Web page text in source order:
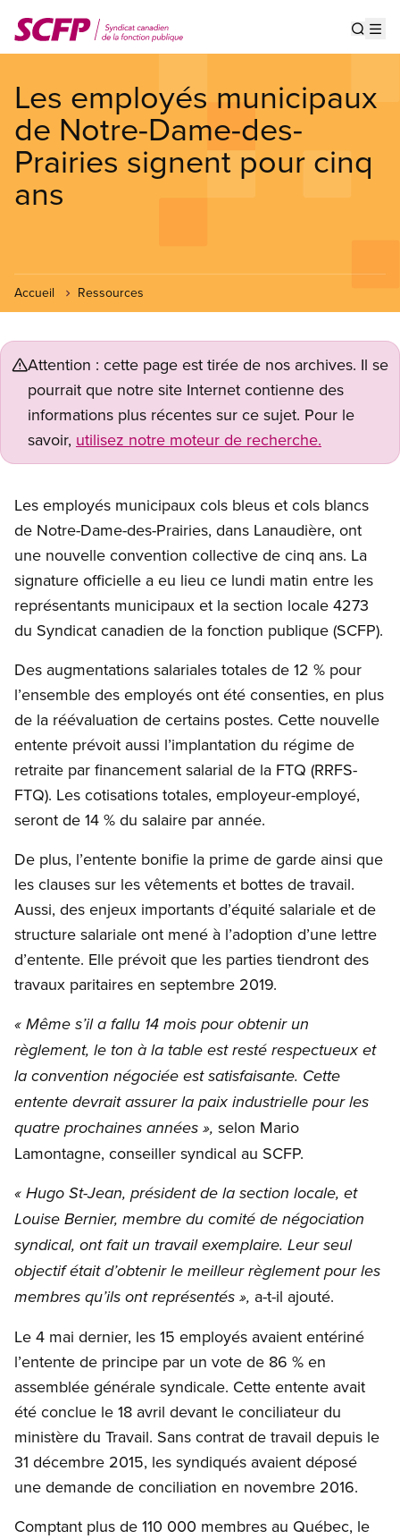
au
contenu
Les employés municipaux
de Notre-Dame-des-
Prairies signent pour cinq
ans
Accueil Ressources
Attention : cette page est tirée de nos archives. Il se
pourrait que notre site Internet contienne des
informations plus récentes sur ce sujet. Pour le
savoir, utilisez notre moteur de recherche.
Les employés municipaux cols bleus et cols blancs
de Notre-Dame-des-Prairies, dans Lanaudière, ont
une nouvelle convention collective de cinq ans. La
signature officielle a eu lieu ce lundi matin entre les
représentants municipaux et la section locale 4273
du Syndicat canadien de la fonction publique (SCFP).
Des augmentations salariales totales de 12 % pour
l’ensemble des employés ont été consenties, en plus
de la réévaluation de certains postes. Cette nouvelle
entente prévoit aussi l’implantation du régime de
retraite par financement salarial de la FTQ (RRFS-
FTQ). Les cotisations totales, employeur-employé,
seront de 14 % du salaire par année.
De plus, l’entente bonifie la prime de garde ainsi que
les clauses sur les vêtements et bottes de travail.
Aussi, des enjeux importants d’équité salariale et de
structure salariale ont mené à l’adoption d’une lettre
d’entente. Elle prévoit que les parties tiendront des
travaux paritaires en septembre 2019.
« Même s’il a fallu 14 mois pour obtenir un
règlement, le ton à la table est resté respectueux et
la convention négociée est satisfaisante. Cette
entente devrait assurer la paix industrielle pour les
quatre prochaines années », selon Mario
Lamontagne, conseiller syndical au SCFP.
« Hugo St-Jean, président de la section locale, et
Louise Bernier, membre du comité de négociation
syndical, ont fait un travail exemplaire. Leur seul
objectif était d’obtenir le meilleur règlement pour les
membres qu’ils ont représentés », a-t-il ajouté.
Le 4 mai dernier, les 15 employés avaient entériné
l’entente de principe par un vote de 86 % en
assemblée générale syndicale. Cette entente avait
été conclue le 18 avril devant le conciliateur du
ministère du Travail. Sans contrat de travail depuis le
31 décembre 2015, les syndiqués avaient déposé
une demande de conciliation en novembre 2016.
Comptant plus de 110 000 membres au Québec, le